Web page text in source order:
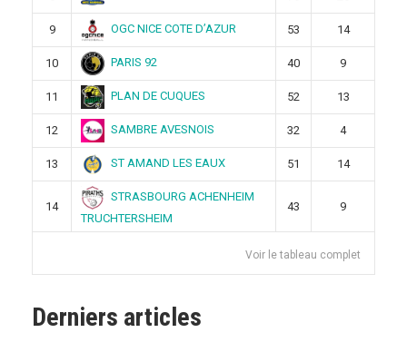
9 OGC NICE COTE D’AZUR 53 14
10 PARIS 92 40 9
11 PLAN DE CUQUES 52 13
12 SAMBRE AVESNOIS 32 4
13 ST AMAND LES EAUX 51 14
14
STRASBOURG ACHENHEIM
TRUCHTERSHEIM
43 9
Voir le tableau complet
Derniers articles